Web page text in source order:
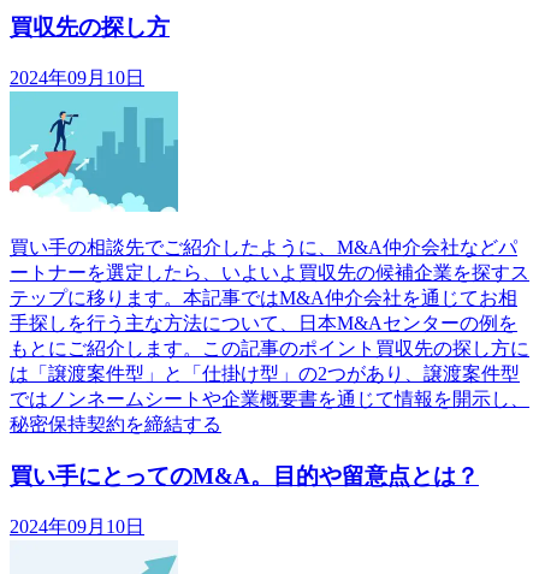
買収先の探し方
2024年09月10日
買い手の相談先でご紹介したように、M&A仲介会社などパ
ートナーを選定したら、いよいよ買収先の候補企業を探すス
テップに移ります。本記事ではM&A仲介会社を通じてお相
手探しを行う主な方法について、日本M&Aセンターの例を
もとにご紹介します。この記事のポイント買収先の探し方に
は「譲渡案件型」と「仕掛け型」の2つがあり、譲渡案件型
ではノンネームシートや企業概要書を通じて情報を開示し、
秘密保持契約を締結する
買い手にとってのM&A。目的や留意点とは？
2024年09月10日